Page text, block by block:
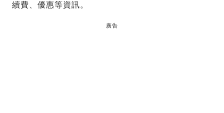
續費、優惠等資訊。
廣告